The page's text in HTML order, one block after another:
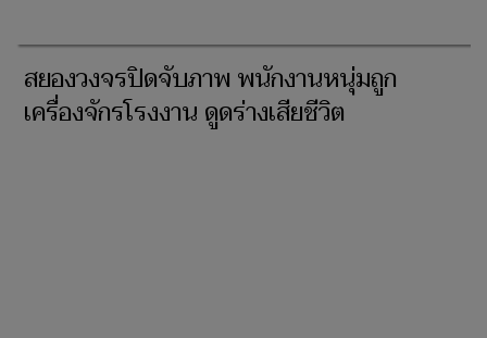
สยองวงจรปิดจับภาพ พนักงานหนุ่มถูก
เครื่องจักรโรงงาน ดูดร่างเสียชีวิต